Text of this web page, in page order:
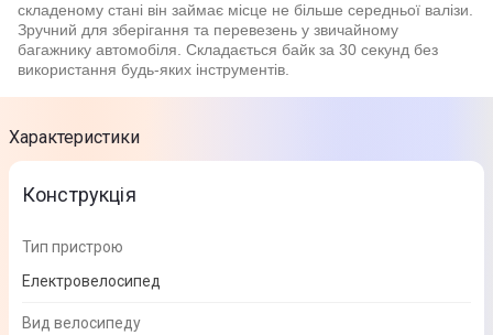
складеному стані він займає місце не більше середньої валізи.
Зручний для зберігання та перевезень у звичайному
багажнику автомобіля. Складається байк за 30 секунд без
використання будь-яких інструментів.
Характеристики
Конструкція
Тип пристрою
Електровелосипед
Вид велосипеду